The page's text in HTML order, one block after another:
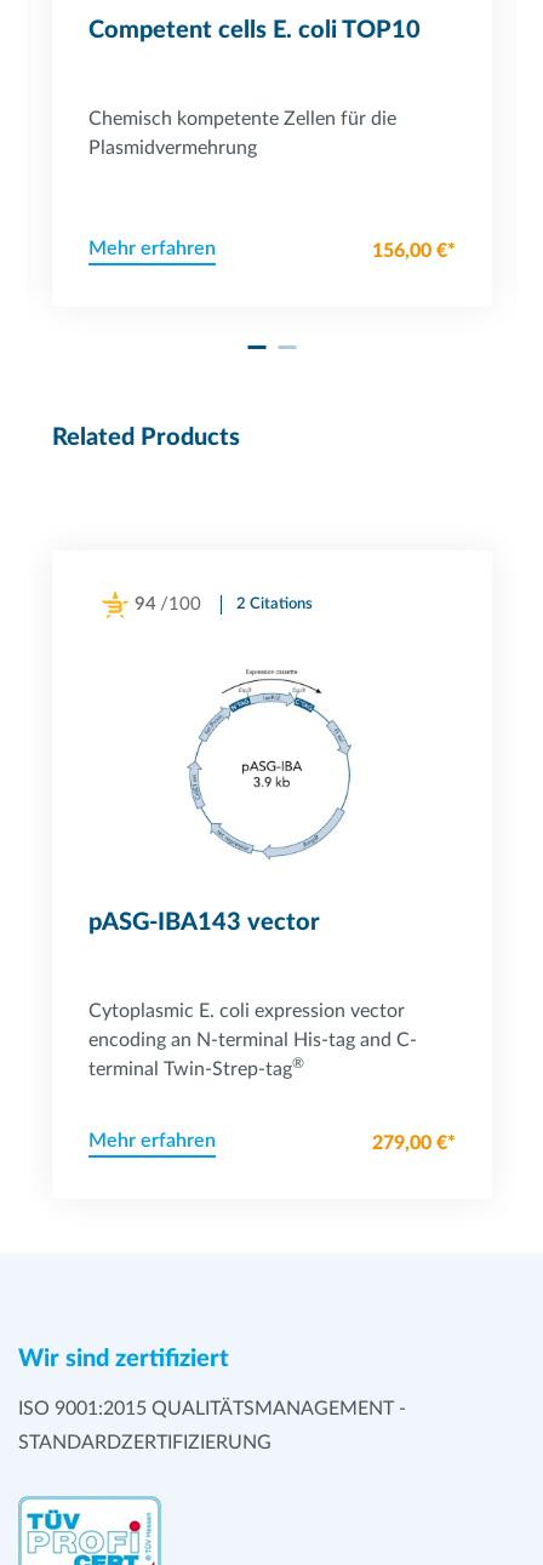
Competent cells E. coli TOP10
Chemisch kompetente Zellen für die
Plasmidvermehrung
Mehr erfahren 156,00 €*
Related Products
94 /100 2 Citations
pASG-IBA143 vector
Cytoplasmic E. coli expression vector
encoding an N-terminal His-tag and C-
terminal Twin-Strep-tag®
Mehr erfahren 279,00 €*
Wir sind zertifiziert
ISO 9001:2015 QUALITÄTSMANAGEMENT -
STANDARDZERTIFIZIERUNG